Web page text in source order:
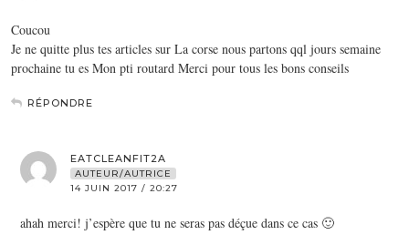
Coucou
Je ne quitte plus tes articles sur La corse nous partons qql jours semaine
prochaine tu es Mon pti routard Merci pour tous les bons conseils
RÉPONDRE
EATCLEANFIT2A
AUTEUR/AUTRICE
14 JUIN 2017 / 20:27
ahah merci! j’espère que tu ne seras pas déçue dans ce cas 🙂